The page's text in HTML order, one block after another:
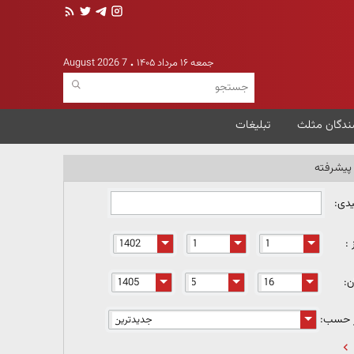
جمعه ۱۶ مرداد ۱۴۰۵ 7 August 2026
مثلث تبلیغات
:
حسب: